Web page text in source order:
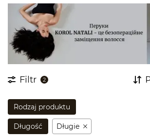
Filtr 2
Rodzaj produktu
Długość Długie